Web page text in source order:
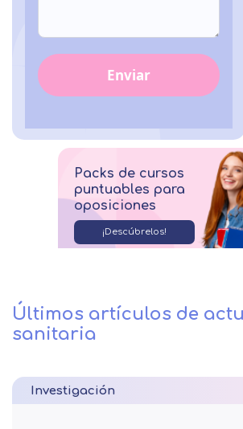
Enviar
Packs de cursos
puntuables para
oposiciones
¡Descúbrelos!
Últimos artículos de
sanitaria
Investigación